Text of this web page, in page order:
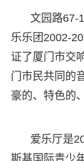
文园路67-
乐乐团2002-
证了厦门市交
门市民共同的
豪的、特色的
爱乐厅是
斯基国际青少